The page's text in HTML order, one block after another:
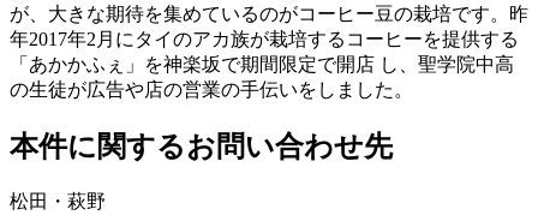
が、大きな期待を集めているのがコーヒー豆の栽培です。昨
年2017年2月にタイのアカ族が栽培するコーヒーを提供する
「あかかふぇ」を神楽坂で期間限定で開店 し、聖学院中高
の生徒が広告や店の営業の手伝いをしました。
本件に関するお問い合わせ先
松田・萩野